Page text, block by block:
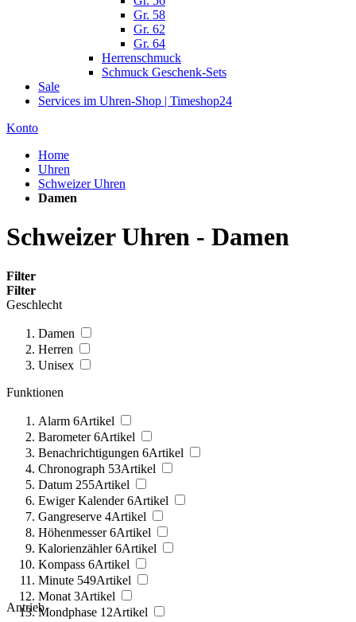
Gr. 58
Gr. 62
Gr. 64
Herrenschmuck
Schmuck Geschenk-Sets
Sale
Services im Uhren-Shop | Timeshop24
Konto
Home
Uhren
Schweizer Uhren
Damen
Schweizer Uhren - Damen
Filter
Filter
Geschlecht
Damen
Herren
Unisex
Funktionen
Alarm 6Artikel
Barometer 6Artikel
Benachrichtigungen 6Artikel
Chronograph 53Artikel
Datum 255Artikel
Ewiger Kalender 6Artikel
Gangreserve 4Artikel
Höhenmesser 6Artikel
Kalorienzähler 6Artikel
Kompass 6Artikel
Minute 549Artikel
Monat 3Artikel
Mondphase 12Artikel
Antrieb